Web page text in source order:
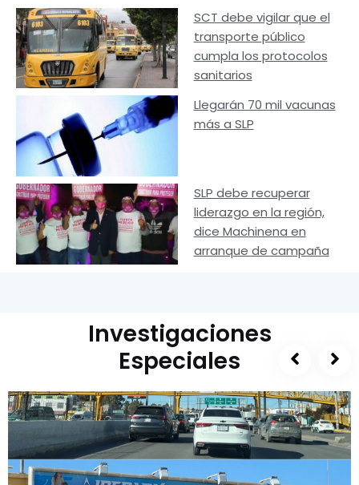
SCT debe vigilar que el
transporte público
cumpla los protocolos
sanitarios
Llegarán 70 mil vacunas
más a SLP
SLP debe recuperar
liderazgo en la región,
dice Machinena en
arranque de campaña
Investigaciones
Especiales